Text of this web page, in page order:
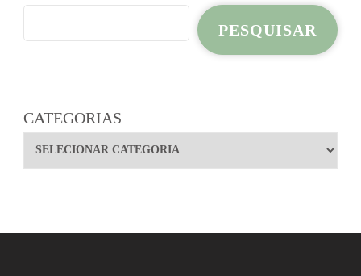
PESQUISAR
CATEGORIAS